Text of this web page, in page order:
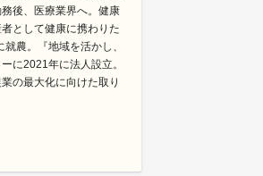
後、医療業界へ。健康
として健康に携わりた
農。『地域を活かし、
に2021年に法人設立。
の最大化に向けた取り